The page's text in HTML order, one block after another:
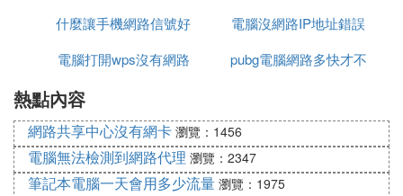
絕接入
器信號
什麼讓手機網路信號好
電腦沒網路IP地址錯誤
電腦打開wps沒有網路
pubg電腦網路多快才不
熱點內容
網路共享中心沒有網卡 瀏覽：1456
電腦無法檢測到網路代理 瀏覽：2347
筆記本電腦一天會用多少流量 瀏覽：1975